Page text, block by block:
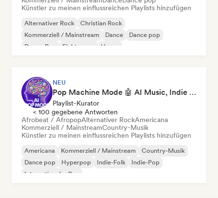
Künstler zu meinen einflussreichen Playlists hinzufügen
Alternativer Rock
Christian Rock
Kommerziell / Mainstream
Dance
Dance pop
Dream Pop
Elektropop House
NEU
Pop Machine Mode 🤖 AI Music, Indie Pop & Dream Pop
Playlist-Kurator
< 100 gegebene Antworten
Afrobeat / AfropopAlternativer RockAmericana
Kommerziell / MainstreamCountry-Musik
Künstler zu meinen einflussreichen Playlists hinzufügen
Americana Kommerziell / Mainstream
Country-Musik
Dance pop
Hyperpop Indie-Folk
Indie-Pop
Internationaler Pop